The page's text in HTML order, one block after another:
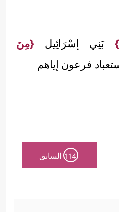
بَنِي إسْرَائِيل {مِنَ
فرعون إياهم
114 السابق